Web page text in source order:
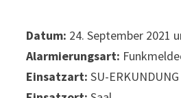
Datum: 24. September 2021
Alarmierungsart:
Einsatzart: SU-ERKUNDUNG